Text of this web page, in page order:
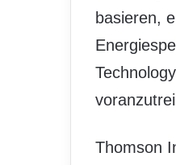
basieren,
Thomson